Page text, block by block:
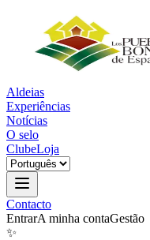
Aldeias
Experiências
Notícias
O selo
ClubeLoja
Contacto
EntrarA minha contaGestão
✨